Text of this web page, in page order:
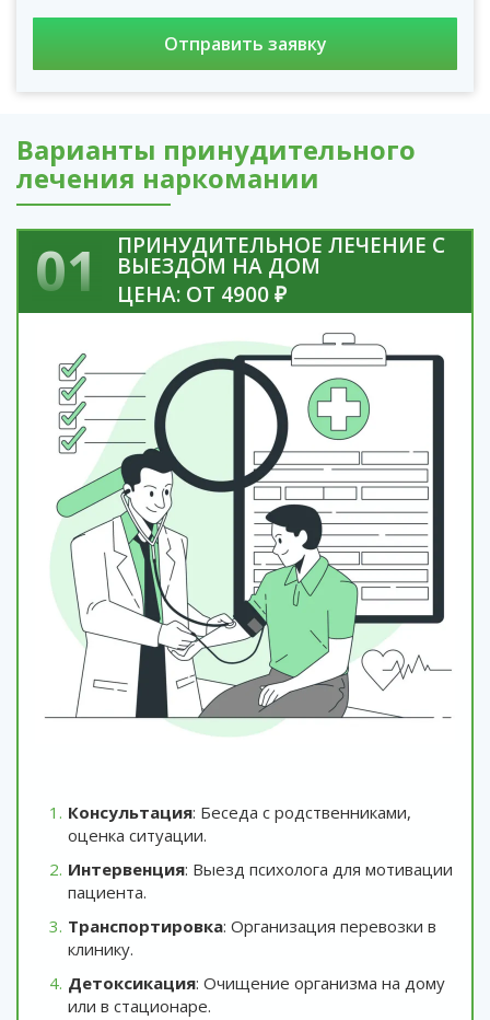
Варианты принудительного
лечения наркомании
01 ПРИНУДИТЕЛЬНОЕ ЛЕЧЕНИЕ С
ВЫЕЗДОМ НА ДОМ
ЦЕНА: ОТ 4900 ₽
Консультация: Беседа с родственниками,
оценка ситуации.
Интервенция: Выезд психолога для мотивации
пациента.
Транспортировка: Организация перевозки в
клинику.
Детоксикация: Очищение организма на дому
или в стационаре.